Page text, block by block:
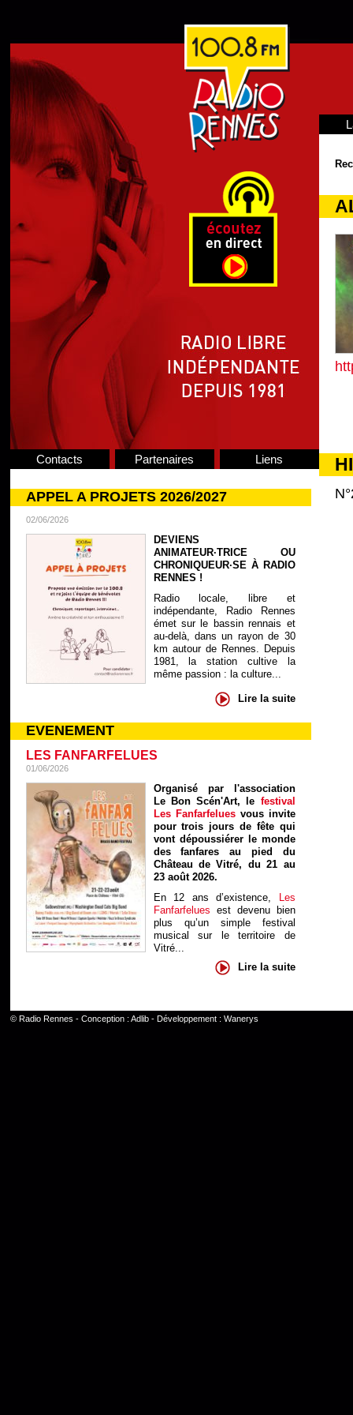
Contacts Partenaires Liens
APPEL A PROJETS 2026/2027
02/06/2026
DEVIENS
ANIMATEUR·TRICE OU
CHRONIQUEUR·SE À RADIO
RENNES !
Radio locale, libre et
indépendante, Radio Rennes
émet sur le bassin rennais et
au-delà, dans un rayon de 30
km autour de Rennes. Depuis
1981, la station cultive la
même passion : la culture...
Lire la suite
EVENEMENT
LES FANFARFELUES
01/06/2026
Organisé par l'association
Le Bon Scén'Art, le festival
Les Fanfarfelues vous invite
pour trois jours de fête qui
vont dépoussiérer le monde
des fanfares au pied du
Château de Vitré, du 21 au
23 août 2026.
En 12 ans d’existence, Les
Fanfarfelues est devenu bien
plus qu’un simple festival
musical sur le territoire de
Vitré...
Lire la suite
© Radio Rennes - Conception : Adlib- Développement : Wanerys